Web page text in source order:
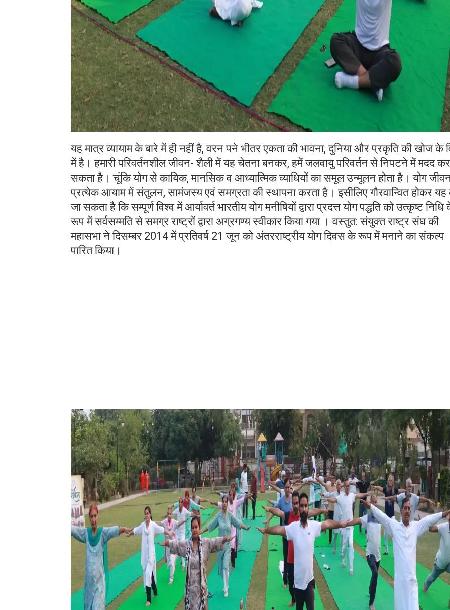
यह मात्र व्यायाम के बारे में ही नहीं है, वरन पने भीतर एकता की भावना, दुनिया और प्रकृति की खोज के
में है। हमारी परिवर्तनशील जीवन- शैली में यह चेतना बनकर, हमें जलवायु परिवर्तन से निपटने में मदद कर
सकता है। चूंकि योग से कायिक, मानसिक व आध्यात्मिक व्याधियों का समूल उन्मूलन होता है। योग
प्रत्येक आयाम में संतुलन, सामंजस्य एवं समग्रता की स्थापना करता है। इसीलिए गौरवान्वित होकर यह
जा सकता है कि सम्पूर्ण विश्व में आर्यावर्त भारतीय योग मनीषियों द्वारा प्रदत्त योग पद्धति को उत्कृष्ट निधि
रूप में सर्वसम्मति से समग्र राष्ट्रों द्वारा अग्रगण्य स्वीकार किया गया । वस्तुत: संयुक्त राष्ट्र संघ की
महासभा ने दिसम्बर 2014 में प्रतिवर्ष 21 जून को अंतरराष्ट्रीय योग दिवस के रूप में मनाने का संकल्प
पारित किया।